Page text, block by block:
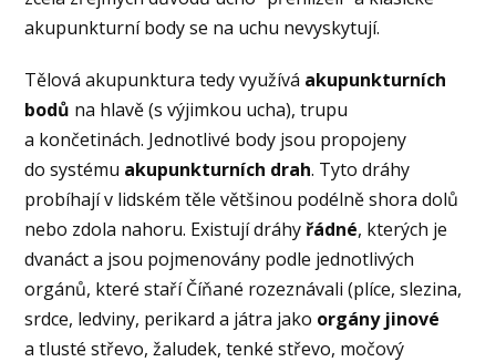
akupunkturní body se na uchu nevyskytují.
Tělová akupunktura tedy využívá akupunkturních
bodů na hlavě (s výjimkou ucha), trupu
a končetinách. Jednotlivé body jsou propojeny
do systému akupunkturních drah. Tyto dráhy
probíhají v lidském těle většinou podélně shora dolů
nebo zdola nahoru. Existují dráhy řádné, kterých je
dvanáct a jsou pojmenovány podle jednotlivých
orgánů, které staří Číňané rozeznávali (plíce, slezina,
srdce, ledviny, perikard a játra jako orgány jinové
a tlusté střevo, žaludek, tenké střevo, močový